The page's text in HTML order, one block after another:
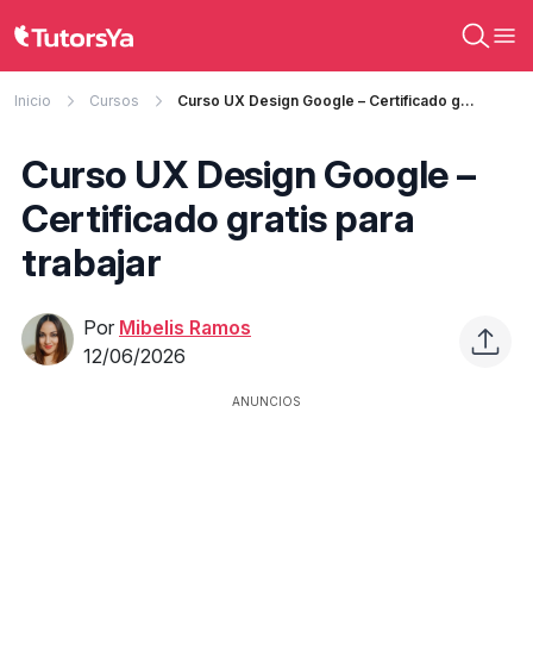
Inicio Cursos Curso UX Design Google – Certificado gratis para trabajar
Curso UX Design Google –
Certificado gratis para
trabajar
Por Mibelis Ramos
12/06/2026
ANUNCIOS